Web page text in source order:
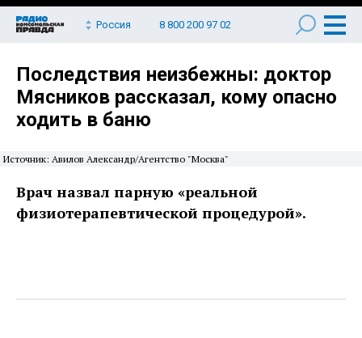
Россия 8 800 200 97 02
Последствия неизбежны: доктор
Мясников рассказал, кому опасно
ходить в баню
Источник: Авилов Александр/Агентство "Москва"
Врач назвал парную «реальной
физиотерапевтической процедурой».